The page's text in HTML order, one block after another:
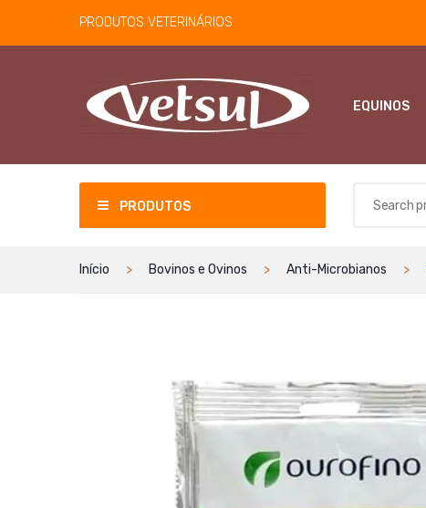
PRODUTOS VETERINÁRIOS
EQUINOS
PRODUTOS
Início Bovinos e Ovinos Anti-Microbianos